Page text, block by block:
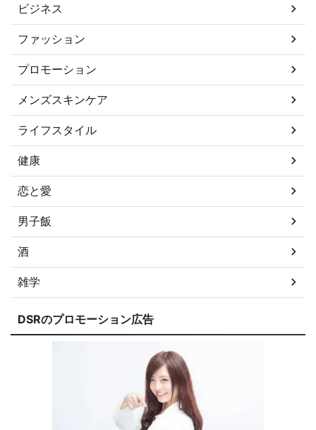
ビジネス
ファッション
プロモーション
メンズスキンケア
ライフスタイル
健康
恋と愛
男子飯
酒
雑学
DSRのプロモーション広告